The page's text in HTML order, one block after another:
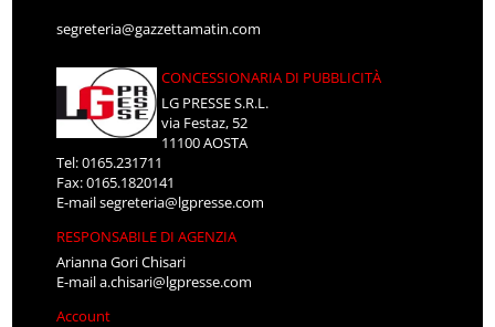
segreteria@gazzettamatin.com
CONCESSIONARIA DI PUBBLICITÀ
LG PRESSE S.R.L.
via Festaz, 52
11100 AOSTA
Tel: 0165.231711
Fax: 0165.1820141
E-mailsegreteria@lgpresse.com
RESPONSABILE DI AGENZIA
Arianna Gori Chisari
E-maila.chisari@lgpresse.com
Account